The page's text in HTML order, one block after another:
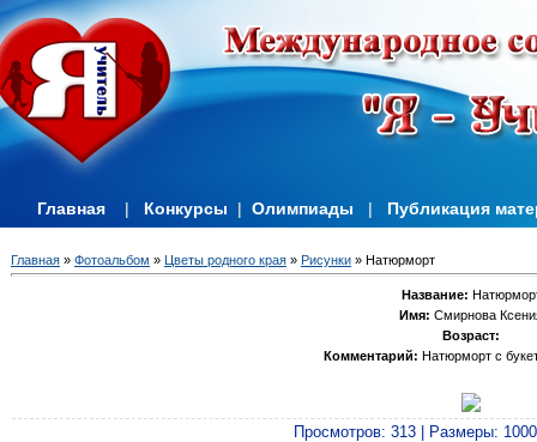
Главная | Конкурсы | Олимпиады | Публикация
Главная » Фотоальбом » Цветы родного края » Рисунки » Натюрморт
Название:
Имя: Смирнова
Возраст:
Комментарий: Натюрморт с
Просмотров: 313 | Размеры: